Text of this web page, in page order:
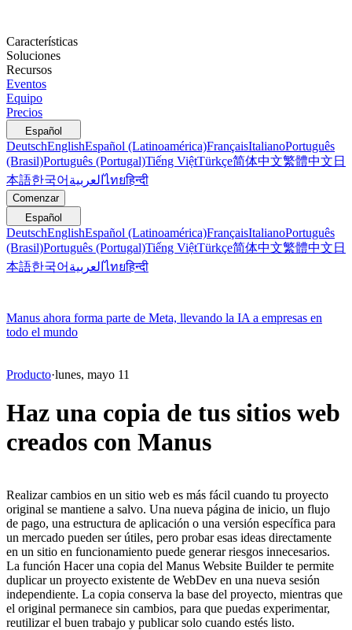
Características
Soluciones
Recursos
Eventos
Equipo
Precios
Español
DeutschEnglishEspañol (Latinoamérica)FrançaisItalianoPortuguês
(Brasil)Português (Portugal)Tiếng ViệtTürkçe简体中文繁體中文 日
本語한국어 العربيةไทยहिन्दी
Comenzar
Español
DeutschEnglishEspañol (Latinoamérica)FrançaisItalianoPortuguês
(Brasil)Português (Portugal)Tiếng ViệtTürkçe简体中文繁體中文 日
本語한국어 العربيةไทยहिन्दी
Manus ahora forma parte de Meta, llevando la IA a empresas en
todo el mundo
Producto·lunes, mayo 11
Haz una copia de tus sitios web
creados con Manus
Realizar cambios en un sitio web es más fácil cuando tu proyecto
original se mantiene a salvo. Una nueva página de inicio, un flujo
de pago, una estructura de aplicación o una versión específica para
un mercado pueden ser útiles, pero probar esas ideas directamente
en un sitio en funcionamiento puede generar riesgos innecesarios.
La función Hacer una copia del Manus Website Builder te permite
duplicar un proyecto existente de WebDev en una nueva sesión
independiente. La copia conserva la base del proyecto, mientras que
el original permanece sin cambios, para que puedas experimentar,
reutilizar el buen trabajo y publicar solo cuando estés listo.